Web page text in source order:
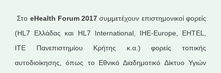
Στο eHealth Forum 2017συμμετέχουν επιστημονικοί φορείς
(HL7 Ελλάδας και HL7 International, IHE-Europe, EHTEL,
ΙΤΕ Πανεπιστημίου Κρήτης κ.α.) φορείς τοπικής
αυτοδιοίκησης, όπως το Εθνικό Διαδημοτικό Δίκτυο Υγιών